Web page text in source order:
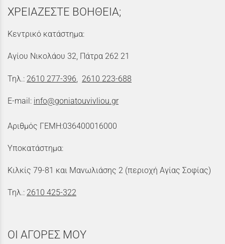
ΧΡΕΙΑΖΕΣΤΕ ΒΟΗΘΕΙΑ;
Κεντρικό κατάστημα:
Αγίου Νικολάου 32, Πάτρα 262 21
Τηλ.: 2610 277-396 2610 223-688
E-mail: info@goniatouvivliou.gr
Αριθμός ΓΕΜΗ:036400016000
Υποκατάστημα:
Κιλκίς 79-81 και Μανωλιάσης 2 (περιοχή Αγίας Σοφίας)
Τηλ.: 2610 425-322
ΟΙ ΑΓΟΡΕΣ ΜΟΥ